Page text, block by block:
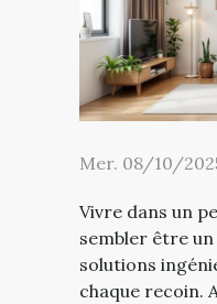
Mer. 08/10/
Vivre dans un
sembler être
solutions
chaque recoin.